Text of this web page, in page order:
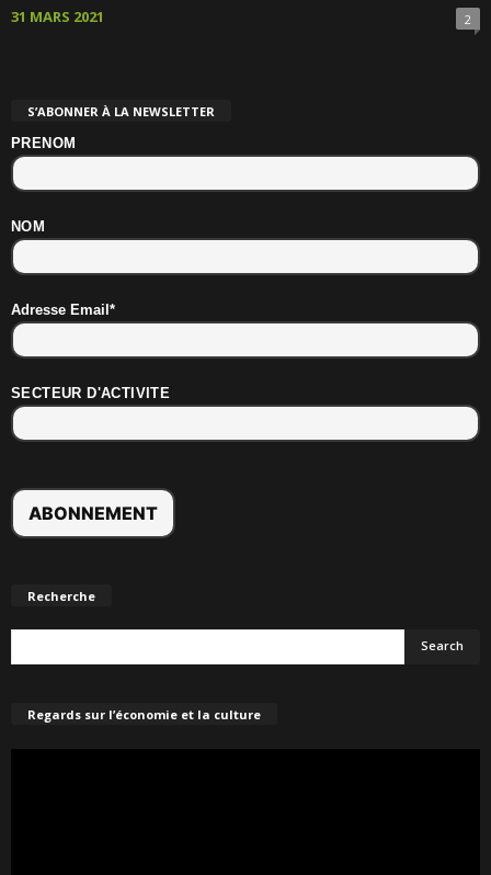
31 MARS 2021 2
S’ABONNER À LA NEWSLETTER
PRENOM
NOM
Adresse Email*
SECTEUR D'ACTIVITE
Recherche
Regards sur l’économie et la culture